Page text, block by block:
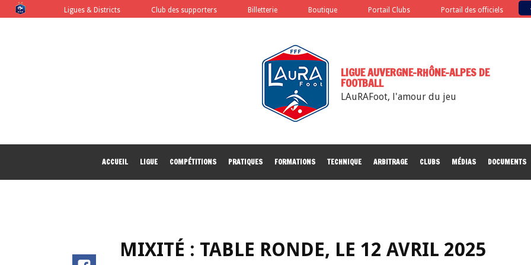
Ligues & Districts Club des supporters Billetterie Boutique Portail Clubs Portail des officiels
LIGUE AUVERGNE-RHÔNE-ALPES DE
FOOTBALL
LAuRAFoot, l'amour du jeu
ACCUEIL LIGUE COMPÉTITIONS PRATIQUES FORMATIONS TECHNIQUE ARBITRAGE CLUBS MÉDIAS DOCUMENTS
MIXITÉ : TABLE RONDE, LE 12 AVRIL 2025